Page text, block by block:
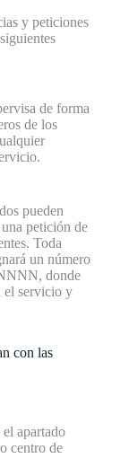
y peticiones
de forma
de los
pueden
petición de
Toda
un número
donde
el servicio y
con las
apartado
centro de